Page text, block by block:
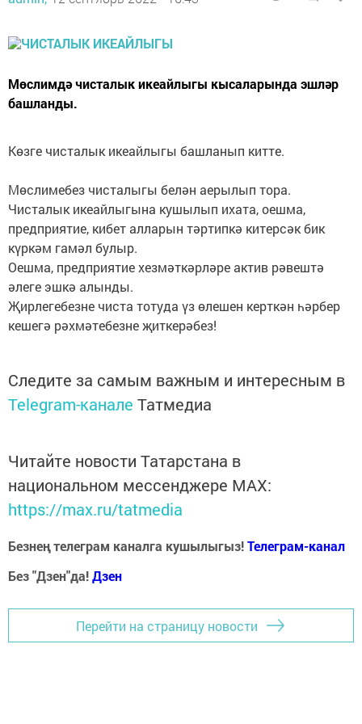
Мөслимдә чисталык икеайлыгы кысаларында эшләр
башланды.
Көзге чисталык икеайлыгы башланып китте.
Мөслимебез чисталыгы белән аерылып тора.
Чисталык икеайлыгына кушылып ихата, оешма,
предприятие, кибет алларын тәртипкә китерсәк бик
күркәм гамәл булыр.
Оешма, предприятие хезмәткәрләре актив рәвештә
әлеге эшкә алынды.
Җирлегебезне чиста тотуда үз өлешен керткән һәрбер
кешегә рәхмәтебезне җиткерәбез!
Следите за самым важным и интересным в
Telegram-канале Татмедиа
Читайте новости Татарстана в
национальном мессенджере MАХ:
https://max.ru/tatmedia
Безнең телеграм каналга кушылыгыз!Телеграм-канал
Без "Дзен"да!Дзен
Перейти на страницу новости